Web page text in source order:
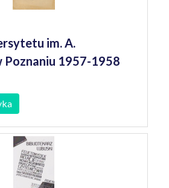
im. A.
Poznaniu 1957-1958